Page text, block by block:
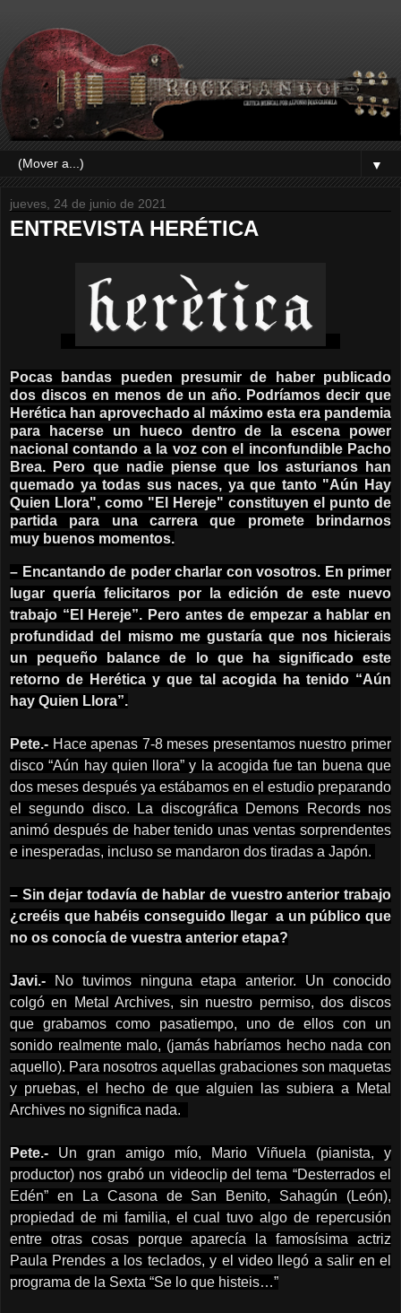
▼
jueves, 24 de junio de 2021
ENTREVISTA HERÉTICA
Pocas bandas pueden presumir de haber publicado
dos discos en menos de un año. Podríamos decir que
Herética han aprovechado al máximo esta era pandemia
para hacerse un hueco dentro de la escena power
nacional contando a la voz con el inconfundible Pacho
Brea. Pero que nadie piense que los asturianos han
quemado ya todas sus naces, ya que tanto "Aún Hay
Quien Llora", como "El Hereje" constituyen el punto de
partida para una carrera que promete brindarnos
muy buenos momentos.
– Encantando de poder charlar con vosotros. En primer
lugar quería felicitaros por la edición de este nuevo
trabajo “El Hereje”. Pero antes de empezar a hablar en
profundidad del mismo me gustaría que nos hicierais
un pequeño balance de lo que ha significado este
retorno de Herética y que tal acogida ha tenido “Aún
hay Quien Llora”.
Pete.- Hace apenas 7-8 meses presentamos nuestro primer
disco “Aún hay quien llora” y la acogida fue tan buena que
dos meses después ya estábamos en el estudio preparando
el segundo disco. La discográfica Demons Records nos
animó después de haber tenido unas ventas sorprendentes
e inesperadas, incluso se mandaron dos tiradas a Japón.
– Sin dejar todavía de hablar de vuestro anterior trabajo
¿creéis que habéis conseguido llegar a un público que
no os conocía de vuestra anterior etapa?
Javi.- No tuvimos ninguna etapa anterior. Un conocido
colgó en Metal Archives, sin nuestro permiso, dos discos
que grabamos como pasatiempo, uno de ellos con un
sonido realmente malo, (jamás habríamos hecho nada con
aquello). Para nosotros aquellas grabaciones son maquetas
y pruebas, el hecho de que alguien las subiera a Metal
Archives no significa nada.
Pete.- Un gran amigo mío, Mario Viñuela (pianista, y
productor) nos grabó un videoclip del tema “Desterrados el
Edén” en La Casona de San Benito, Sahagún (León),
propiedad de mi familia, el cual tuvo algo de repercusión
entre otras cosas porque aparecía la famosísima actriz
Paula Prendes a los teclados, y el video llegó a salir en el
programa de la Sexta “Se lo que histeis…”